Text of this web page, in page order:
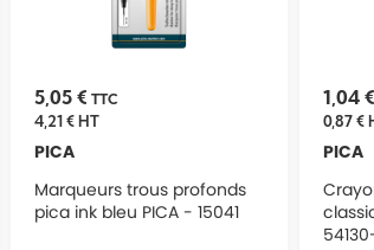
5,05 € TTC
4,21 €HT
PICA
Marqueurs trous profonds
pica ink bleu PICA - 15041
1,04 €
0,87 €
PICA